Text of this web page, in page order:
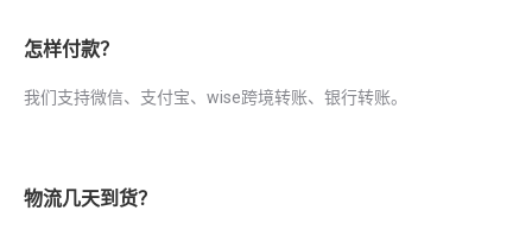
怎样付款？
我们支持微信、支付宝、wise跨境转账、银行转账。
物流几天到货？